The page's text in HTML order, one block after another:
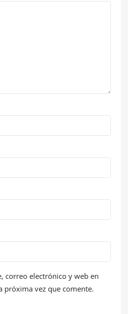
correo electrónico y web en
próxima vez que comente.